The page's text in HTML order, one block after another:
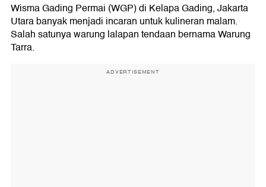
Wisma Gading Permai (WGP) di Kelapa Gading, Jakarta
Utara banyak menjadi incaran untuk kulineran malam.
Salah satunya warung lalapan tendaan bernama Warung
Tarra.
ADVERTISEMENT